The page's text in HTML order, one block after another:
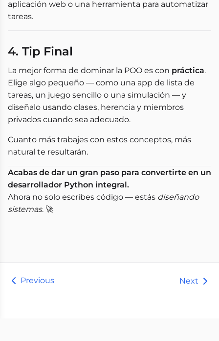
aplicación web o una herramienta para automatizar
tareas.
4. Tip Final
La mejor forma de dominar la POO es con práctica.
Elige algo pequeño — como una app de lista de
tareas, un juego sencillo o una simulación — y
diseñalo usando clases, herencia y miembros
privados cuando sea adecuado.
Cuanto más trabajes con estos conceptos, más
natural te resultarán.
Acabas de dar un gran paso para convertirte en un
desarrollador Python integral.
Ahora no solo escribes código — estás diseñando
sistemas. 🚀
Previous Next